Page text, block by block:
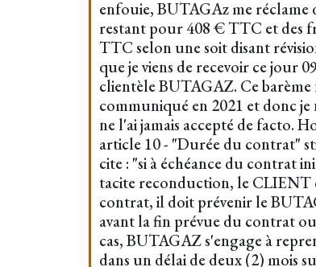
enfouie, BUTAGAz me réclame
restant pour 408 € TTC et des
TTC selon une soit disant
que je viens de recevoir ce jour
clientèle BUTAGAZ. Ce barème
communiqué en 2021 et donc je
ne l'ai jamais accepté de facto.
article 10 - "Durée du contrat"
cite : "si à échéance du contrat
tacite reconduction, le CLIENT
contrat, il doit prévenir le
avant la fin prévue du contrat
cas, BUTAGAZ s'engage à
dans un délai de deux (2) mois